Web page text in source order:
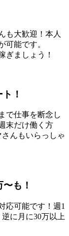
も大歓迎！本人
可能です。
ぎましょう！
！
で仕事を断念し
末だけ働く方
んもいらっしゃ
も！
応可能です！週1
に月に30万以上